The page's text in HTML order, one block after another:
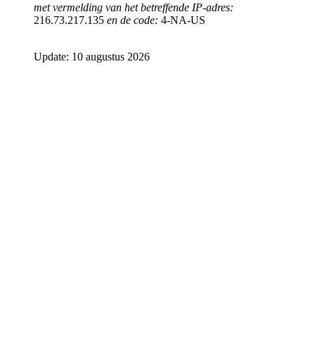
met vermelding van het betreffende IP-adres:
216.73.217.135 en de code: 4-NA-US
Update: 10 augustus 2026